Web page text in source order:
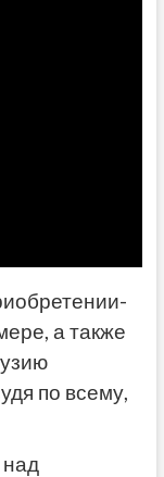
а также
по всему,